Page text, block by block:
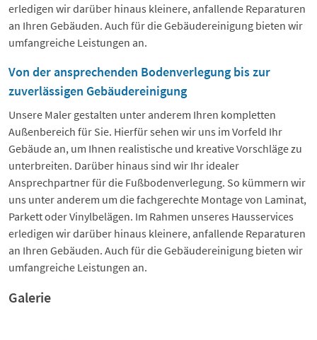
erledigen wir darüber hinaus kleinere, anfallende Reparaturen
an Ihren Gebäuden. Auch für die Gebäudereinigung bieten wir
umfangreiche Leistungen an.
Von der ansprechenden Bodenverlegung bis zur
zuverlässigen Gebäudereinigung
Unsere Maler gestalten unter anderem Ihren kompletten
Außenbereich für Sie. Hierfür sehen wir uns im Vorfeld Ihr
Gebäude an, um Ihnen realistische und kreative Vorschläge zu
unterbreiten. Darüber hinaus sind wir Ihr idealer
Ansprechpartner für die Fußbodenverlegung. So kümmern wir
uns unter anderem um die fachgerechte Montage von Laminat,
Parkett oder Vinylbelägen. Im Rahmen unseres Hausservices
erledigen wir darüber hinaus kleinere, anfallende Reparaturen
an Ihren Gebäuden. Auch für die Gebäudereinigung bieten wir
umfangreiche Leistungen an.
Galerie